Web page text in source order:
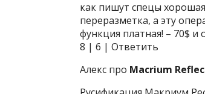
как пишут спецы
переразметка, а эту
функция платная! – 70$ и
8 | 6 | Ответить
Алекс про Macrium